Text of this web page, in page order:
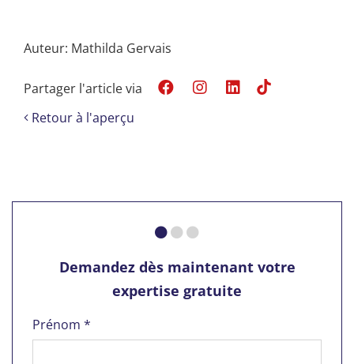
Auteur: Mathilda Gervais
Partager l'article via
Retour à l'aperçu
Demandez dès maintenant votre
expertise gratuite
Prénom *